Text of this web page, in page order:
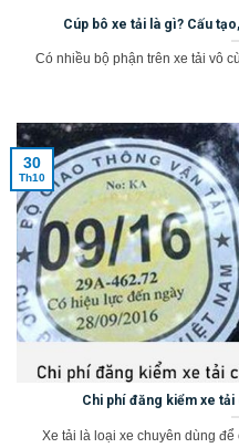
Cúp bô xe tải là gì? Cấu
Có nhiều bộ phận trên xe tải vô
Chi phí đăng kiểm xe tải
Xe tải là loại xe chuyên dùng
30
Th10